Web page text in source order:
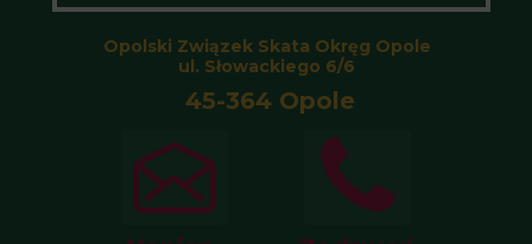
Opolski Związek Skata Okręg Opole
ul. Słowackiego 6/6
45-364 Opole